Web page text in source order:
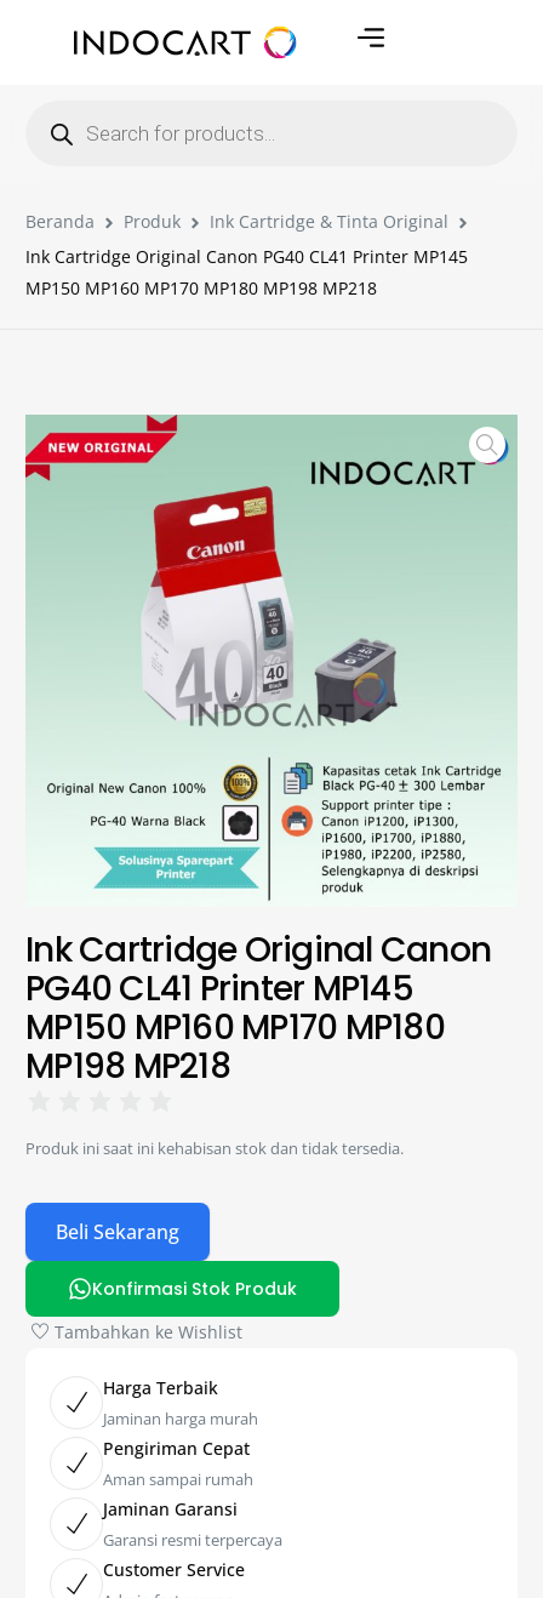
Beranda Produk
Ink Cartridge & Tinta Original
Ink Cartridge Original Canon PG40 CL41 Printer MP145
MP150 MP160 MP170 MP180 MP198 MP218
Ink Cartridge Original Canon
PG40 CL41 Printer MP145
MP150 MP160 MP170 MP180
MP198 MP218
Produk ini saat ini kehabisan stok dan tidak tersedia.
Beli Sekarang
Konfirmasi Stok Produk
Tambahkan ke Wishlist
Harga Terbaik
Jaminan harga murah
Pengiriman Cepat
Aman sampai rumah
Jaminan Garansi
Garansi resmi terpercaya
Customer Service